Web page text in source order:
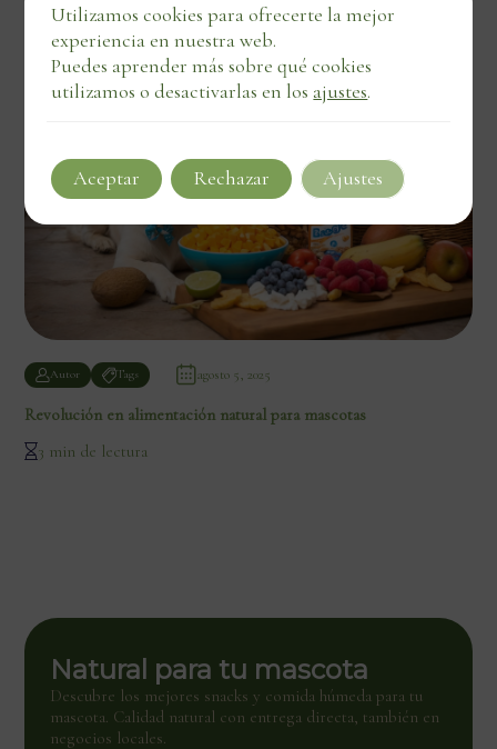
Autor Tags agosto 5, 2025
Revolución en alimentación natural para mascotas
3 min de lectura
Natural para tu mascota
Descubre los mejores snacks y comida húmeda para tu
mascota. Calidad natural con entrega directa, también en
negocios locales.
Utilizamos cookies para ofrecerte la mejor
experiencia en nuestra web.
Puedes aprender más sobre qué cookies
utilizamos o desactivarlas en los ajustes.
Aceptar Rechazar Ajustes